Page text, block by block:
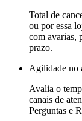
Total de
ou por essa
com avarias,
prazo.
Agilidade no
Avalia o
canais de
Perguntas e